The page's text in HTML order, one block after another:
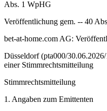
Abs. 1 WpHG
Veröffentlichung gem. -- 40
bet-at-home.com AG:
Düsseldorf (pta000/
einer Stimmrechtsmitteilung
Stimmrechtsmitteilung
1. Angaben zum Emittenten